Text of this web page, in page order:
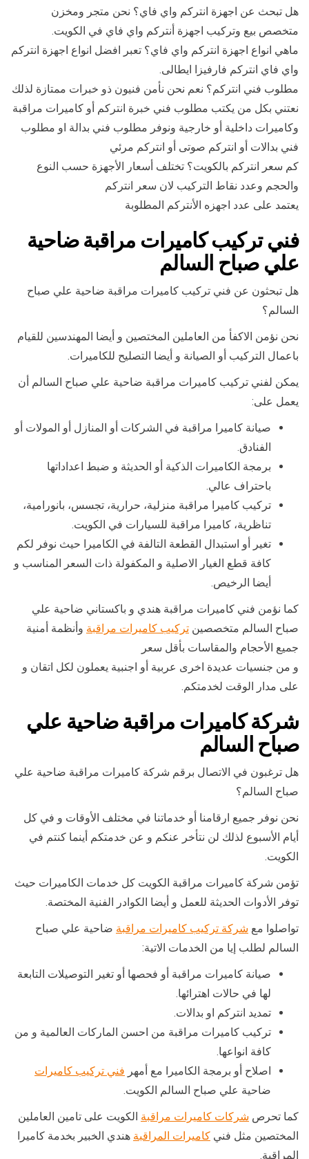
هل تبحث عن اجهزة انتركم واي فاي؟ نحن متجر ومخزن
متخصص بيع وتركيب اجهزة أنتركم واي فاي في الكويت.
ماهي انواع اجهزة انتركم واي فاي؟ تعبر افضل انواع اجهزة انتركم
واي فاي انتركم فارفيزا ايطالى.
مطلوب فني انتركم؟ نعم نحن نأمن فنيون ذو خبرات ممتازة لذلك
نعتني بكل من يكتب مطلوب فني خبرة انتركم أو كاميرات مراقبة
وكاميرات داخلية أو خارجية ونوفر مطلوب فني بدالة او مطلوب
فني بدالات أو انتركم صوتى أو انتركم مرئي
كم سعر انتركم بالكويت؟ تختلف أسعار الأجهزة حسب النوع
والحجم وعدد نقاط التركيب لان سعر انتركم
يعتمد على عدد اجهزه الأنتركم المطلوبة
فني تركيب كاميرات مراقبة ضاحية
علي صباح السالم
هل تبحثون عن فني تركيب كاميرات مراقبة ضاحية علي صباح
السالم؟
نحن نؤمن الاكفأ من العاملين المختصين و أيضا المهندسين للقيام
باعمال التركيب أو الصيانة و أيضا التصليح للكاميرات.
يمكن لفني تركيب كاميرات مراقبة ضاحية علي صباح السالم أن
يعمل على:
صيانة كاميرا مراقبة في الشركات أو المنازل أو المولات أو
الفنادق.
برمجة الكاميرات الذكية أو الحديثة و ضبط اعداداتها
باحتراف عالي.
تركيب كاميرا مراقبة منزلية، حرارية، تجسس، بانورامية،
تناظرية، كاميرا مراقبة للسيارات في الكويت.
تغير أو استبدال القطعة التالفة في الكاميرا حيث نوفر لكم
كافة قطع الغيار الاصلية و المكفولة ذات السعر المناسب و
أيضا الرخيص.
كما نؤمن فني كاميرات مراقبة هندي و باكستاني ضاحية علي
صباح السالم متخصصين تركيب كاميرات مراقبة وأنظمة أمنية
جميع الأحجام والمقاسات بأقل سعر
و من جنسيات عديدة اخرى عربية أو اجنبية يعملون لكل اتقان و
على مدار الوقت لخدمتكم.
شركة كاميرات مراقبة ضاحية علي
صباح السالم
هل ترغبون في الاتصال برقم شركة كاميرات مراقبة ضاحية علي
صباح السالم؟
نحن نوفر جميع ارقامنا أو خدماتنا في مختلف الأوقات و في كل
أيام الأسبوع لذلك لن نتأخر عنكم و عن خدمتكم أينما كنتم في
الكويت.
تؤمن شركة كاميرات مراقبة الكويت كل خدمات الكاميرات حيث
توفر الأدوات الحديثة للعمل و أيضا الكوادر الفنية المختصة.
تواصلوا مع شركة تركيب كاميرات مراقبة ضاحية علي صباح
السالم لطلب إيا من الخدمات الاتية:
صيانة كاميرات مراقبة أو فحصها أو تغير التوصيلات التابعة
لها في حالات اهترائها.
تمديد انتركم او بدالات.
تركيب كاميرات مراقبة من احسن الماركات العالمية و من
كافة انواعها.
اصلاح أو برمجة الكاميرا مع أمهر فني تركيب كاميرات
ضاحية علي صباح السالم الكويت.
كما تحرص شركات كاميرات مراقبة الكويت على تامين العاملين
المختصين مثل فني كاميرات المراقبة هندي الخبير بخدمة كاميرا
المراقبة.